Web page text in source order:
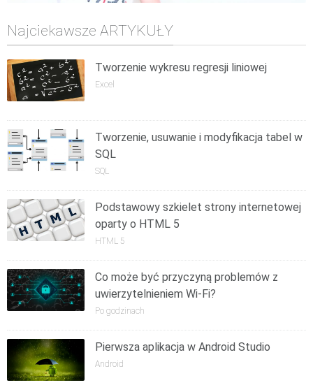
Najciekawsze ARTYKUŁY
Tworzenie wykresu regresji liniowej
Excel
Tworzenie, usuwanie i modyfikacja tabel w
SQL
SQL
Podstawowy szkielet strony internetowej
oparty o HTML 5
HTML 5
Co może być przyczyną problemów z
uwierzytelnieniem Wi-Fi?
Po godzinach
Pierwsza aplikacja w Android Studio
Android